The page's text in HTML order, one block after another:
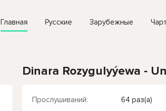
Главная Русские Зарубежные Чарт
Dinara Rozygulyýewa -
Прослушиваний:
64 раз(а)